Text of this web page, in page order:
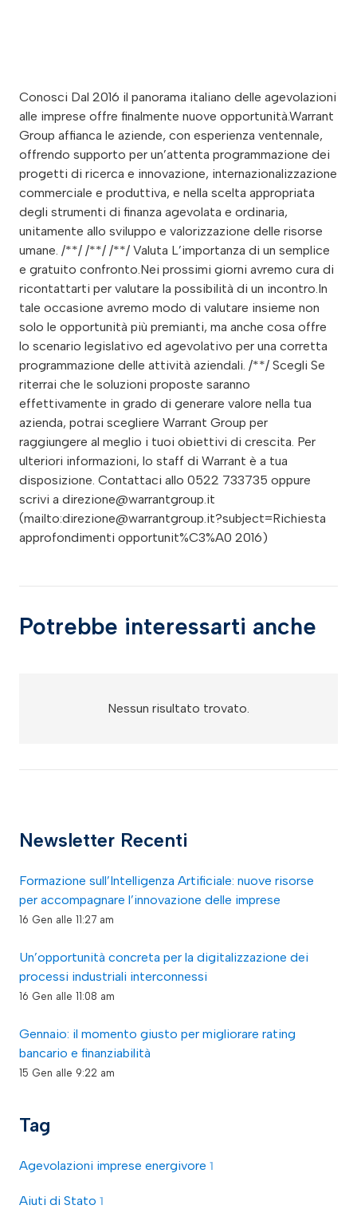
Conosci Dal 2016 il panorama italiano delle agevolazioni
alle imprese offre finalmente nuove opportunità.Warrant
Group affianca le aziende, con esperienza ventennale,
offrendo supporto per un’attenta programmazione dei
progetti di ricerca e innovazione, internazionalizzazione
commerciale e produttiva, e nella scelta appropriata
degli strumenti di finanza agevolata e ordinaria,
unitamente allo sviluppo e valorizzazione delle risorse
umane. /**/ /**/ /**/ Valuta L’importanza di un semplice
e gratuito confronto.Nei prossimi giorni avremo cura di
ricontattarti per valutare la possibilità di un incontro.In
tale occasione avremo modo di valutare insieme non
solo le opportunità più premianti, ma anche cosa offre
lo scenario legislativo ed agevolativo per una corretta
programmazione delle attività aziendali. /**/ Scegli Se
riterrai che le soluzioni proposte saranno
effettivamente in grado di generare valore nella tua
azienda, potrai scegliere Warrant Group per
raggiungere al meglio i tuoi obiettivi di crescita. Per
ulteriori informazioni, lo staff di Warrant è a tua
disposizione. Contattaci allo 0522 733735 oppure
scrivi a direzione@warrantgroup.it
(mailto:direzione@warrantgroup.it?subject=Richiesta
approfondimenti opportunit%C3%A0 2016)
Potrebbe interessarti anche
Nessun risultato trovato.
Newsletter Recenti
Formazione sull’Intelligenza Artificiale: nuove risorse
per accompagnare l’innovazione delle imprese
16 Gen alle 11:27 am
Un’opportunità concreta per la digitalizzazione dei
processi industriali interconnessi
16 Gen alle 11:08 am
Gennaio: il momento giusto per migliorare rating
bancario e finanziabilità
15 Gen alle 9:22 am
Tag
Agevolazioni imprese energivore 1
Aiuti di Stato 1